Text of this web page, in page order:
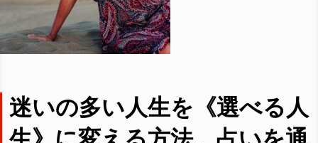
迷いの多い人生を《選べる人